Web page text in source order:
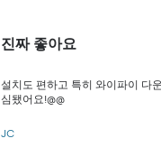
진짜 좋아요
설치도 편하고 특히 와이파이 다
심됐어요!@@
JC